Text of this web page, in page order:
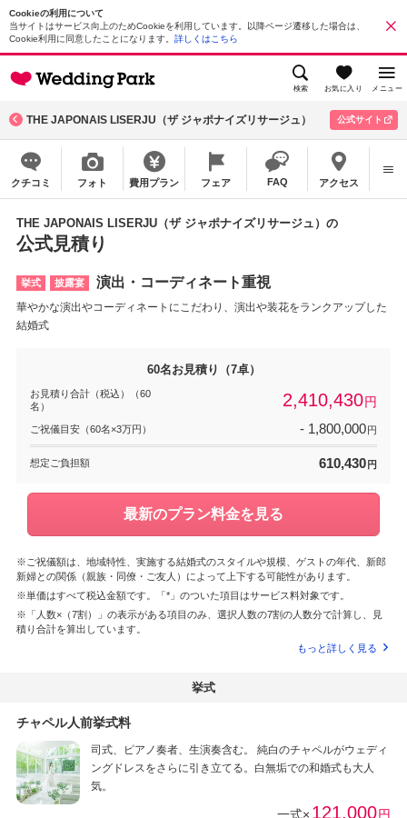
Cookieの利用について
当サイトはサービス向上のためCookieを利用しています。以降ページ遷移した場合は、
Cookie利用に同意したことになります。 詳しくはこちら
検索 お気に入り メニュー
THE JAPONAIS LISERJU（ザ ジャポナイズリサージュ） 公式サイト
クチコミ フォト 費用プラン フェア FAQ アクセス
THE JAPONAIS LISERJU（ザ ジャポナイズリサージュ）の
公式見積り
挙式 披露宴 演出・コーディネート重視
華やかな演出やコーディネートにこだわり、演出や装花をランクアップした
結婚式
60名お見積り（7卓）
お見積り合計（税込）（60
名）
2,410,430円
ご祝儀目安（60名×3万円） - 1,800,000円
想定ご負担額 610,430 円
最新のプラン料金を見る
※ご祝儀額は、地域特性、実施する結婚式のスタイルや規模、ゲストの年代、新郎
新婦との関係（親族・同僚・ご友人）によって上下する可能性があります。
※単価はすべて税込金額です。「*」のついた項目はサービス料対象です。
※「人数×（7割）」の表示がある項目のみ、選択人数の7割の人数分で計算し、見
積り合計を算出しています。
もっと詳しく見る
挙式
チャペル人前挙式料
司式、ピアノ奏者、生演奏含む。 純白のチャペルがウェディ
ングドレスをさらに引き立てる。白無垢での和婚式も大人
気。
一式× 121,000円